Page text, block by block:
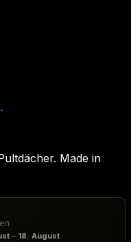
Made in
– 18. August